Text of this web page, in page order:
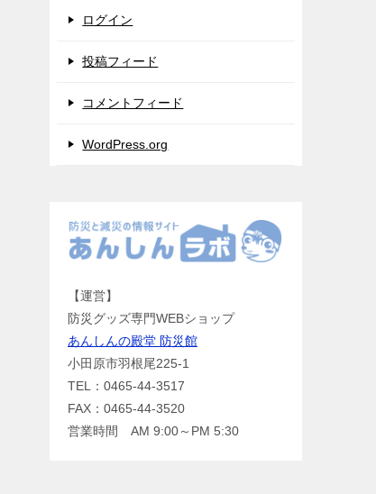
ログイン
投稿フィード
コメントフィード
WordPress.org
【運営】
防災グッズ専門WEBショップ
あんしんの殿堂 防災館
小田原市羽根尾225-1
TEL：0465-44-3517
FAX：0465-44-3520
営業時間 AM 9:00～PM 5:30